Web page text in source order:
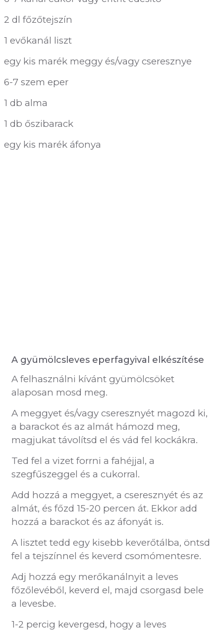
2 dl főzőtejszín
1 evőkanál liszt
egy kis marék meggy és/vagy cseresznye
6-7 szem eper
1 db alma
1 db őszibarack
egy kis marék áfonya
A gyümölcsleves eperfagyival elkészítése
A felhasználni kívánt gyümölcsöket
alaposan mosd meg.
A meggyet és/vagy cseresznyét magozd ki,
a barackot és az almát hámozd meg,
magjukat távolítsd el és vád fel kockákra.
Ted fel a vizet forrni a fahéjjal, a
szegfűszeggel és a cukorral.
Add hozzá a meggyet, a cseresznyét és az
almát, és főzd 15-20 percen át. Ekkor add
hozzá a barackot és az áfonyát is.
A lisztet tedd egy kisebb keverőtálba, öntsd
fel a tejszínnel és keverd csomómentesre.
Adj hozzá egy merőkanálnyit a leves
főzőlevéből, keverd el, majd csorgasd bele
a levesbe.
1-2 percig kevergesd, hogy a leves